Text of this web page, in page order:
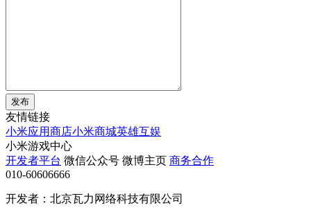
发布
友情链接
小米应用商店小米商城英雄互娱
小米游戏中心
开发者平台 微信公众号 微博主页 商务合作
010-60606666
开发者：北京瓦力网络科技有限公司